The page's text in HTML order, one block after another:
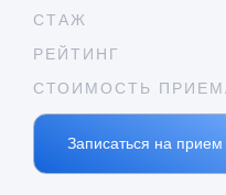
СТАЖ
РЕЙТИНГ
СТОИМОСТЬ
Записаться на прием